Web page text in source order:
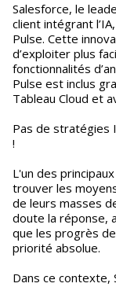
Salesforce, le leader mondial de la gestion de la relation
client intégrant
Pulse. Cette
d’exploiter plus
fonctionnalités
Pulse est inclus
Tableau Cloud et
Pas de stratégies
!
L'un des
trouver les
de leurs masses
doute la réponse,
que les progrès
priorité absolue.
Dans ce contexte,